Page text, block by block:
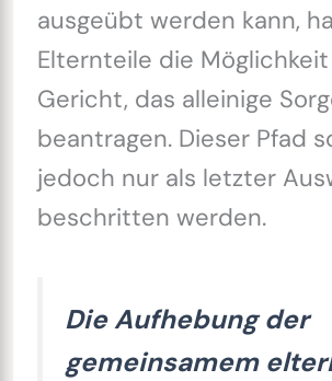
ausgeübt werden kann,
Elternteile die
Gericht, das alleinige
beantragen. Dieser Pfad
jedoch nur als letzter
beschritten werden.
Die Aufhebung der
gemeinsamem